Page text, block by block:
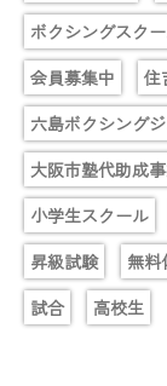
ボクシングスク
会員募集中
住
六島ボクシング
大阪市塾代助成
小学生スクール
昇級試験
無料
試合
高校生